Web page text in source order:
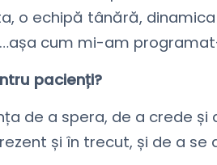
o echipă tânără,
cum mi-am
pacienți?
de a spera, de a crede
și în trecut, și de a